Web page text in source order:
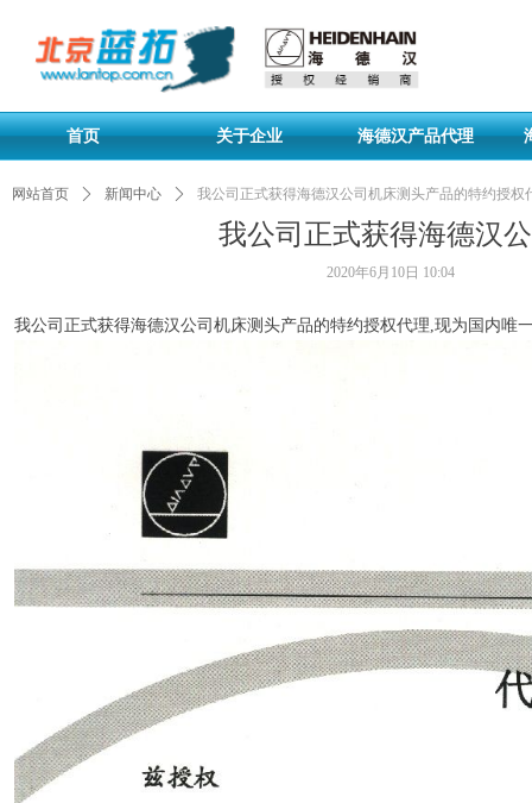
首页 关于企业 海德汉产品代理
我公司正式获得海德汉
网站首页 ꄲ 新闻中心 ꄲ 我公司正式获得海德汉公司机床测头产品的特约授权
我公司正式获得海德汉公司机床测头产品的特约授权代理,现为国内唯
2020年6月10日 10:04